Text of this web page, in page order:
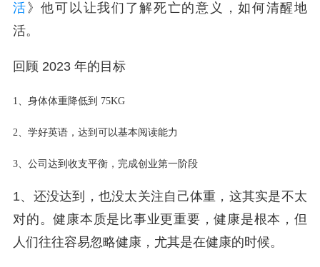
活 》他可以让我们了解死亡的意义，如何清醒地
活。
回顾 2023 年的目标
1、身体体重降低到 75KG
2、学好英语，达到可以基本阅读能力
3、公司达到收支平衡，完成创业第一阶段
1、还没达到，也没太关注自己体重，这其实是不太
对的。健康本质是比事业更重要，健康是根本，但
人们往往容易忽略健康，尤其是在健康的时候。